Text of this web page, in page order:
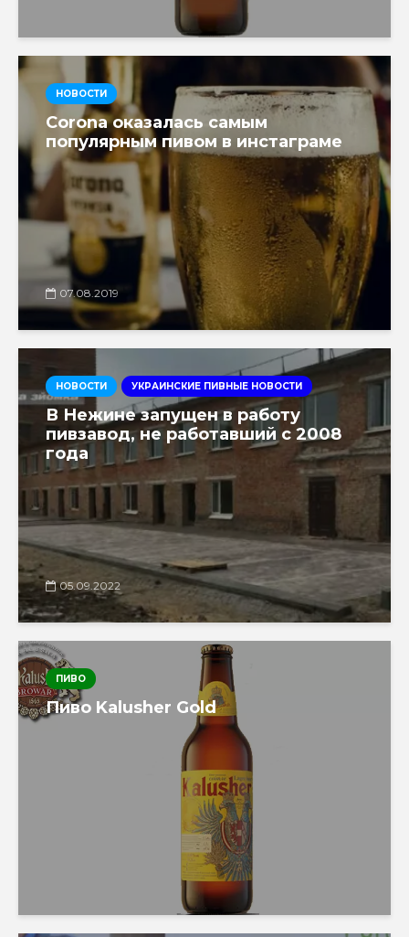
НОВОСТИ
Corona оказалась самым
популярным пивом в инстаграме
07.08.2019
НОВОСТИ УКРАИНСКИЕ ПИВНЫЕ НОВОСТИ
В Нежине запущен в работу
пивзавод, не работавший с 2008
года
05.09.2022
ПИВО
Пиво Kalusher Gold